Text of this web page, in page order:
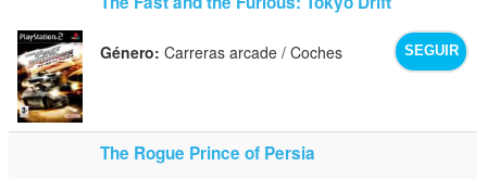
SEGUIR
Género: Carreras arcade / Coches
The Rogue Prince of Persia